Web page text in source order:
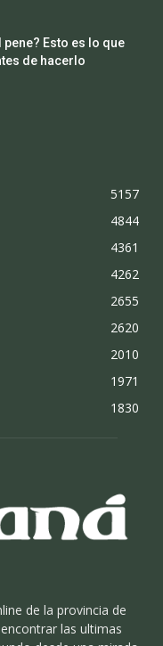
pene? Esto es lo que
de hacerlo
5157
4844
4361
4262
2655
2620
2010
1971
1830
de la provincia de
las ultimas